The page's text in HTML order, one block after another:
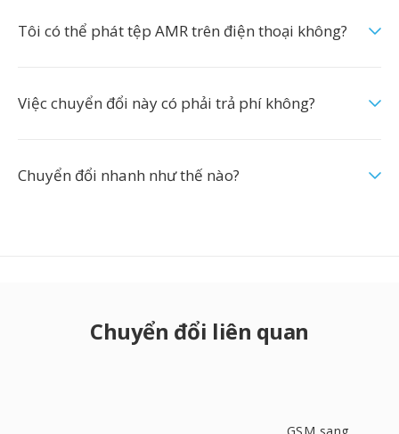
Tôi có thể phát tệp AMR trên điện thoại không?
Việc chuyển đổi này có phải trả phí không?
Chuyển đổi nhanh như thế nào?
Chuyển đổi liên quan